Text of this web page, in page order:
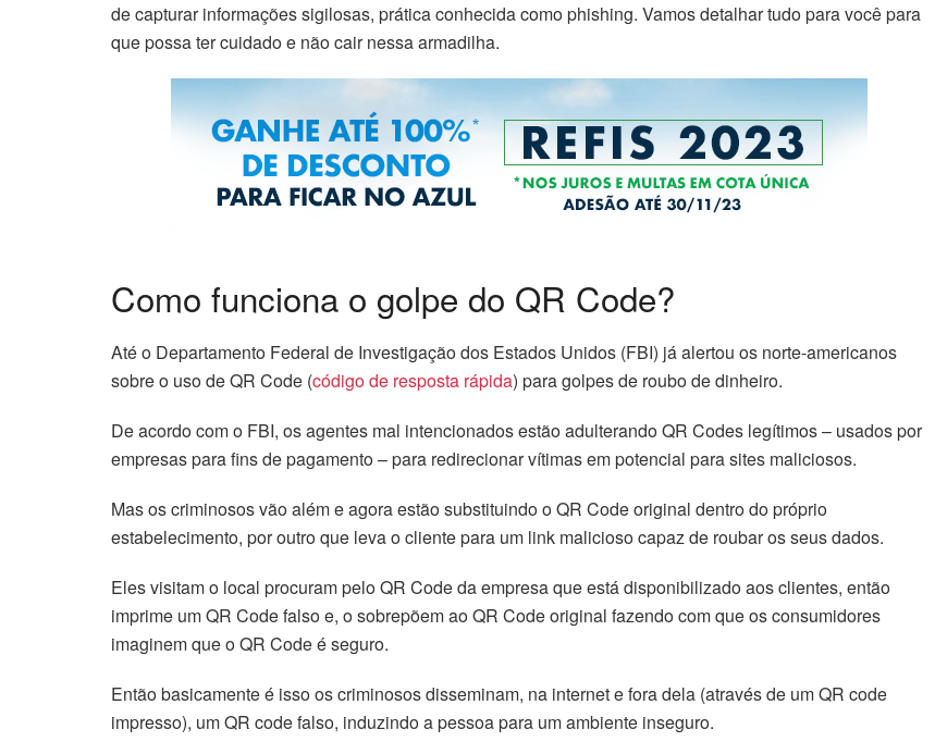
de capturar informações sigilosas, prática conhecida como phishing. Vamos detalhar tudo para você para
que possa ter cuidado e não cair nessa armadilha.
Como funciona o golpe do QR Code?
Até o Departamento Federal de Investigação dos Estados Unidos (FBI) já alertou os norte-americanos
sobre o uso de QR Code (código de resposta rápida) para golpes de roubo de dinheiro.
De acordo com o FBI, os agentes mal intencionados estão adulterando QR Codes legítimos – usados ​​por
empresas para fins de pagamento – para redirecionar vítimas em potencial para sites maliciosos.
Mas os criminosos vão além e agora estão substituindo o QR Code original dentro do próprio
estabelecimento, por outro que leva o cliente para um link malicioso capaz de roubar os seus dados.
Eles visitam o local procuram pelo QR Code da empresa que está disponibilizado aos clientes, então
imprime um QR Code falso e, o sobrepõem ao QR Code original fazendo com que os consumidores
imaginem que o QR Code é seguro.
Então basicamente é isso os criminosos disseminam, na internet e fora dela (através de um QR code
impresso), um QR code falso, induzindo a pessoa para um ambiente inseguro.